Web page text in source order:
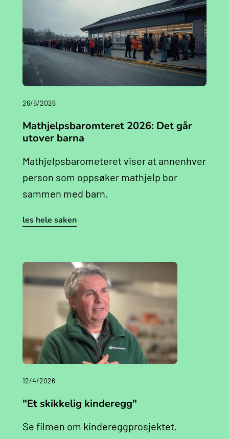
26/6/2026
Mathjelpsbaromteret 2026: Det går
utover barna
Mathjelpsbarometeret viser at annenhver
person som oppsøker mathjelp bor
sammen med barn.
les hele saken
12/4/2026
"Et skikkelig kinderegg"
Se filmen om kindereggprosjektet.